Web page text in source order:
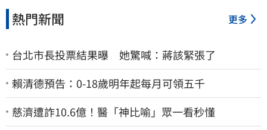
熱門新聞 更多
台北市長投票結果曝 她驚喊：蔣該緊張了
賴清德預告：0-18歲明年起每月可領五千
慈濟遭詐10.6億！醫「神比喻」眾一看秒懂